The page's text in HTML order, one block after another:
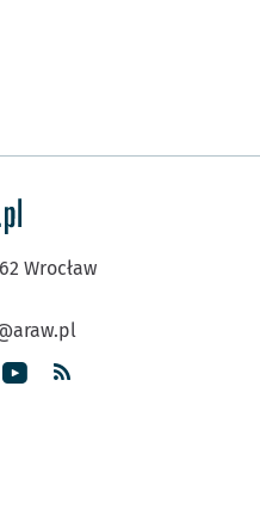
Wrocław